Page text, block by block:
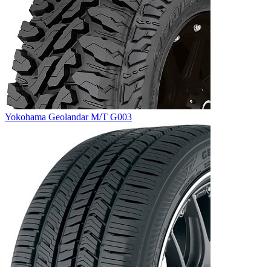
Yokohama Geolandar M/T G003